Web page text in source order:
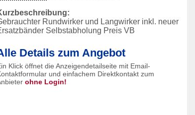
Rundwirker und Langwirker inkl. neuer
Selbstabholung Preis VB
Details zum Angebot
Klick öffnet die Anzeigendetailseite mit Email-
und einfachem Direktkontakt zum
ohne Login!